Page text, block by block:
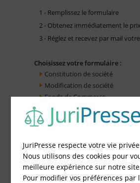
1 - Remplissez le formulaire
2 - Obtenez immédiatement le prix
3 - Réglez et recevez par mail
Choisissez votre formulaire :
Constitution de société
Modification de société
Fonds de Commerce
Cessation d'activité
JuriPresse respecte votre vie privée
Nous utilisons des cookies pour
meilleure expérience sur notre
Pour modifier vos préférences par